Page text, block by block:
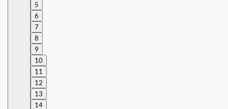
5
6
7
8
9
10
11
12
13
14